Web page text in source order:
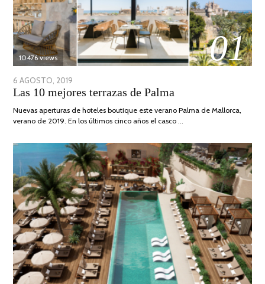
01
10476 views
POSTED
ON
6 AGOSTO, 2019
AGOSTO,
Las 10 mejores terrazas de Palma
Nuevas aperturas de hoteles boutique este verano Palma de Mallorca,
verano de 2019. En los últimos cinco años el casco …